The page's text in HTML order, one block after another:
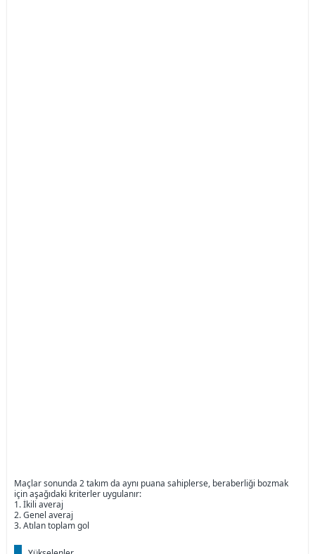
Maçlar sonunda 2 takım da aynı puana sahiplerse, beraberliği bozmak
için aşağıdaki kriterler uygulanır:
1. İkili averaj
2. Genel averaj
3. Atılan toplam gol